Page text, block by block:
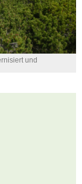
und